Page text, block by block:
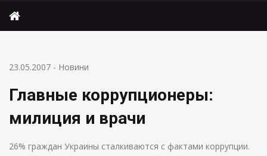
Главные коррупционеры: милиция и врачи
23.05.2007 - Новини
Главные коррупционеры:
милиция и врачи
26% граждан Украины сталкиваются с фактами коррупции.